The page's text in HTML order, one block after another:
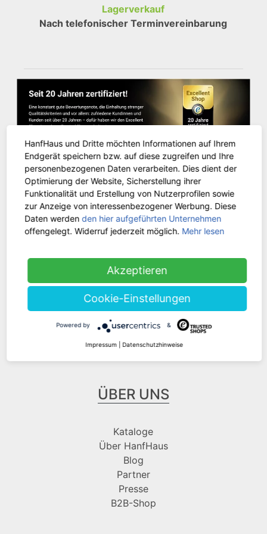
Lagerverkauf
Nach telefonischer Terminvereinbarung
KUNDENSERVICE
Kontakt
Zahlungsarten
Folge uns bei
ÜBER UNS
Kataloge
Über HanfHaus
Blog
Partner
Presse
B2B-Shop
HanfHaus und Dritte möchten Informationen auf Ihrem
Endgerät speichern bzw. auf diese zugreifen und Ihre
personenbezogenen Daten verarbeiten. Dies dient der
Optimierung der Website, Sicherstellung ihrer
Funktionalität und Erstellung von Nutzerprofilen sowie
zur Anzeige von interessenbezogener Werbung. Diese
Daten werdenden hier aufgeführten Unternehmen
offengelegt. Widerruf jederzeit möglich. Mehr lesen
Akzeptieren
Cookie-Einstellungen
Powered by &
Impressum Datenschutzhinweise